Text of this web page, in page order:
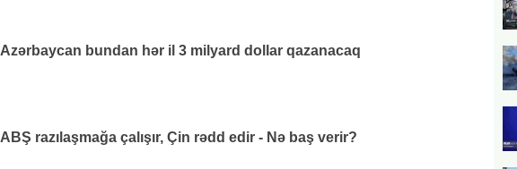
Azərbaycan bundan hər il 3 milyard dollar qazanacaq
ABŞ razılaşmağa çalışır, Çin rədd edir - Nə baş verir?